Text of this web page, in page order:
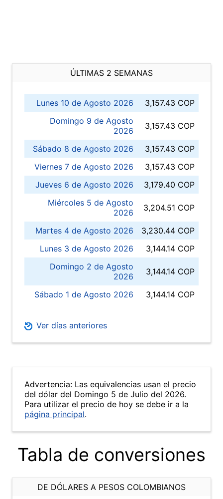
ÚLTIMAS 2 SEMANAS
Lunes 10 de Agosto 2026
3,157.43 COP
Domingo 9 de Agosto
2026
3,157.43 COP
Sábado 8 de Agosto 2026
3,157.43 COP
Viernes 7 de Agosto 2026
3,157.43 COP
Jueves 6 de Agosto 2026
3,179.40 COP
Miércoles 5 de Agosto
2026
3,204.51 COP
Martes 4 de Agosto 2026
3,230.44 COP
Lunes 3 de Agosto 2026
3,144.14 COP
Domingo 2 de Agosto
2026
3,144.14 COP
Sábado 1 de Agosto 2026 3,144.14 COP
Ver días anteriores
Advertencia: Las equivalencias usan el precio
del dólar del Domingo 5 de Julio del 2026.
Para utilizar el precio de hoy se debe ir a la
página principal.
Tabla de conversiones
DE DÓLARES A PESOS COLOMBIANOS